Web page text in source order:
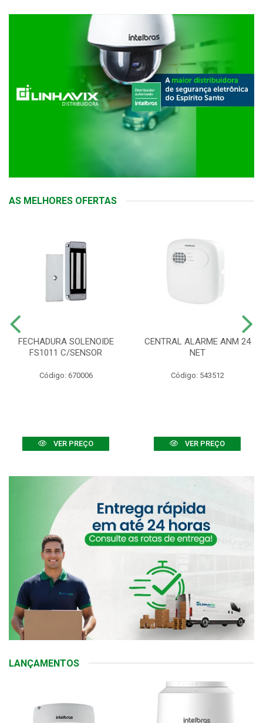
AS MELHORES OFERTAS
FECHADURA SOLENOIDE
FS1011 C/SENSOR
Código: 670006
VER PREÇO
CENTRAL ALARME ANM 24
NET
Código: 543512
VER PREÇO
LANÇAMENTOS